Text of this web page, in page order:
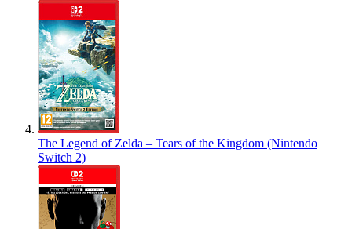
The Legend of Zelda – Tears of the Kingdom (Nintendo
Switch 2)